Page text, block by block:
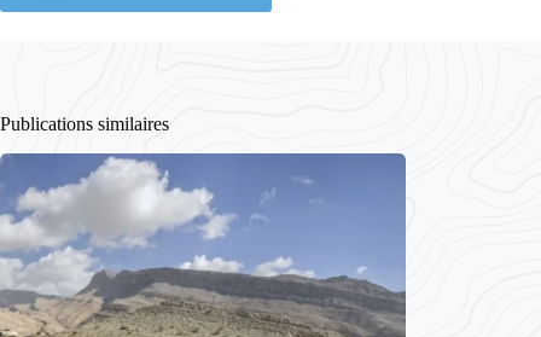
Publications similaires